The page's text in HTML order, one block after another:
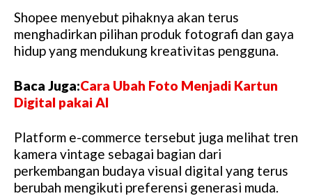
Shopee menyebut pihaknya akan terus
menghadirkan pilihan produk fotografi dan gaya
hidup yang mendukung kreativitas pengguna.
Baca Juga:Cara Ubah Foto Menjadi Kartun
Digital pakai AI
Platform e-commerce tersebut juga melihat tren
kamera vintage sebagai bagian dari
perkembangan budaya visual digital yang terus
berubah mengikuti preferensi generasi muda.